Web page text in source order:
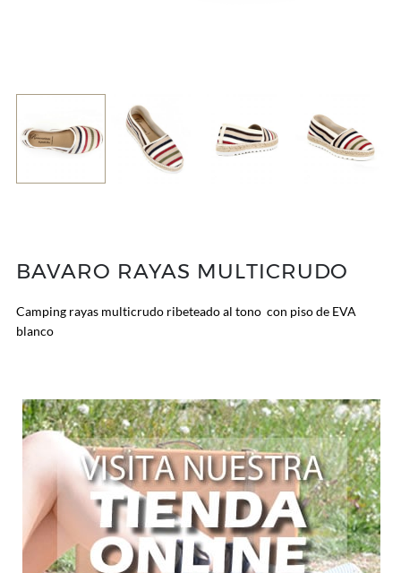
BAVARO RAYAS MULTICRUDO
Camping rayas multicrudo ribeteado al tono con piso de EVA
blanco